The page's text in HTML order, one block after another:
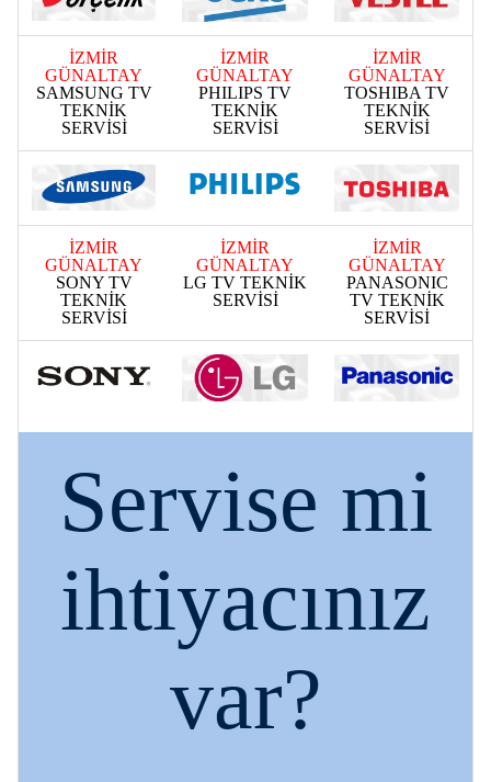
İZMİR
GÜNALTAY
SAMSUNG TV
TEKNİK
SERVİSİ
İZMİR
GÜNALTAY
PHILIPS TV
TEKNİK
SERVİSİ
İZMİR
GÜNALTAY
TOSHIBA TV
TEKNİK
SERVİSİ
İZMİR
GÜNALTAY
SONY TV
TEKNİK
SERVİSİ
İZMİR
GÜNALTAY
LG TV TEKNİK
SERVİSİ
İZMİR
GÜNALTAY
PANASONIC
TV TEKNİK
SERVİSİ
Servise mi
ihtiyacınız
var?